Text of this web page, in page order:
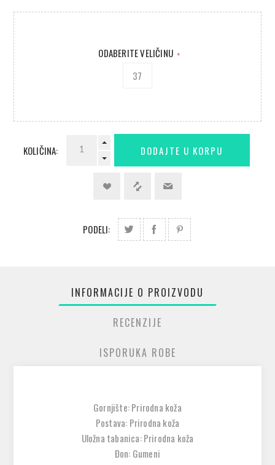
ODABERITE VELIČINU *
37
KOLIČINA:
PODELI:
INFORMACIJE O PROIZVODU
RECENZIJE
ISPORUKA ROBE
Gornjište: Prirodna koža
Postava: Prirodna koža
Uložna tabanica: Prirodna koža
Đon: Gumeni